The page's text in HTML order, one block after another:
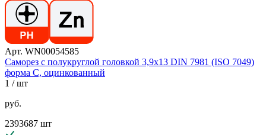
Арт. WN00054585
Саморез с полукруглой головкой 3,9х13 DIN 7981 (ISO 7049)
форма C, оцинкованный
1 / шт
руб.
2393687 шт